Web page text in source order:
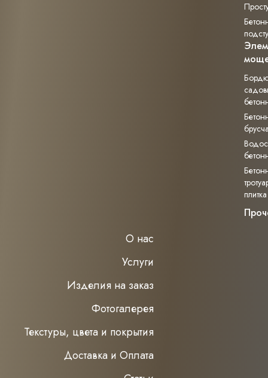
плитка
О нас
Услуги
Изделия на заказ
Фотогалерея
Текстуры, цвета и покрытия
Доставка и Оплата